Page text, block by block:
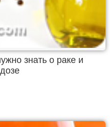
знать о раке и